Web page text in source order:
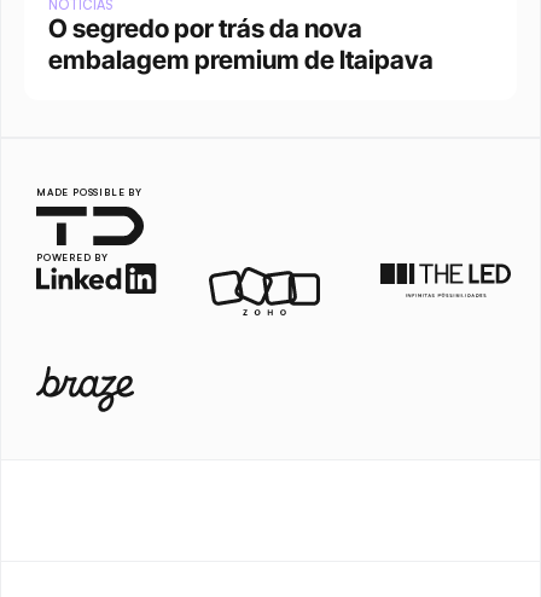
NOTÍCIAS
O segredo por trás da nova
embalagem premium de Itaipava
MADE POSSIBLE BY
POWERED BY